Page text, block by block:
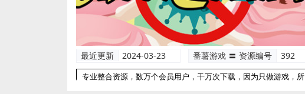
最近更新 2024-03-23 番薯游戏 〓 资源编号 392
专业整合资源，数万个会员用户，千万次下载，因为只做游戏，所